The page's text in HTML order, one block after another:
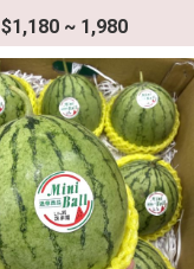
$1,180 ~ 1,980